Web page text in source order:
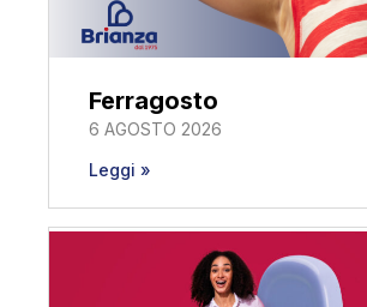
Ferragosto
6 AGOSTO 2026
Leggi »